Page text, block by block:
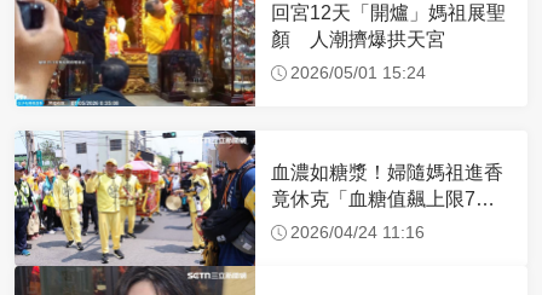
回宮12天「開爐」媽祖展聖
顏 人潮擠爆拱天宮
2026/05/01 15:24
血濃如糖漿！婦隨媽祖進香
竟休克「血糖值飆上限7
倍」 醫曝原因
2026/04/24 11:16